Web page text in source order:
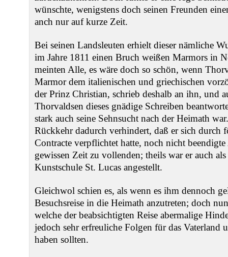
wünschte, wenigstens doch seinen Freunden
anch nur auf kurze Zeit.
Bei seinen Landsleuten erhielt dieser nämliche
im Jahre 1811 einen Bruch weißen Marmors in
meinten Alle, es wäre doch so schön, wenn
Marmor dem italienischen und griechischen
der Prinz Christian, schrieb deshalb an ihn, und
Thorvaldsen dieses gnädige Schreiben
stark auch seine Sehnsucht nach der Heimath
Rückkehr dadurch verhindert, daß er sich durch
Contracte verpflichtet hatte, noch nicht
gewissen Zeit zu vollenden; theils war er auch
Kunstschule St. Lucas angestellt.
Gleichwol schien es, als wenn es ihm dennoch
Besuchsreise in die Heimath anzutreten; doch
welche der beabsichtigten Reise abermalige
jedoch sehr erfreuliche Folgen für das Vaterland
haben sollten.